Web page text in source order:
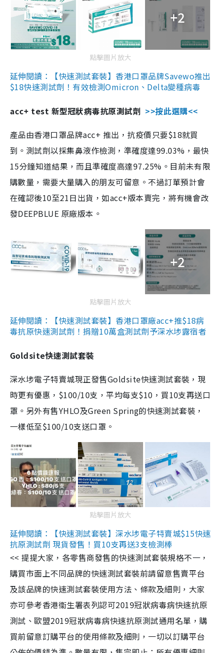
+2
點擊圖片放大
延伸閱讀：【快速測試套裝】香港口罩品牌Savewo推出
$18快速測試劑！有效檢測Omicron、Delta變種病毒
acc+ test 新型冠狀病毒抗原測試劑 >>按此選購<<
產品由香港口罩品牌acc+ 推出，抗疫價只要$18就買
到。測試劑以採集鼻液作檢測，準確度達99.03%，最快
15分鐘知道結果，而且準確度高達97.25%。目前未有限
購數量，需要大量購入的朋友可留意。不過訂單預計會
在確認後10至21日出貨，如acc+版本賣完，將有機會改
發DEEPBLUE 原廠版本。
+2
點擊圖片放大
延伸閱讀：【快速測試套裝】香港口罩廠acc+推$18病
毒抗原快速測試劑！捐贈10萬盒測試劑予深水埗露宿者
Goldsite快速測試套裝
深水埗電子特賣城現正發售Goldsite快速測試套裝，現
時更有優惠，$100/10支，平均每支$10，買10支再送口
罩。另外有售YHLO及Green Spring的快速測試套裝，
一樣低至$100/10支送口罩。
點擊圖片放大
延伸閱讀：【快速測試套裝】深水埗電子特賣城$15快速
抗原測試劑 現貨發售！買10支再送3支檢測棒
<< 提提大家，各零售商發售的快速測試套裝規格不一，
購買市面上不同品牌的快速測試套裝前請留意售賣平台
及該品牌的快速測試套裝使用方法、條款及細則，大家
亦可參考香港衞生署表列認可2019冠狀病毒病快速抗原
測試、歐盟2019冠狀病毒病快速抗原測試通用名單，購
買前留意訂購平台的使用條款及細則，一切以訂購平台